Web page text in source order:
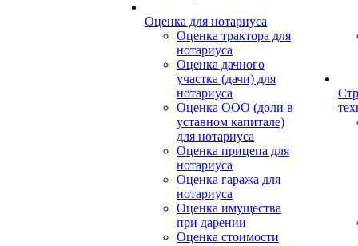
Оценка для нотариуса
Оценка трактора для
нотариуса
Оценка дачного
участка (дачи) для
нотариуса
Оценка ООО (доли в
уставном капитале)
для нотариуса
Оценка прицепа для
нотариуса
Оценка гаража для
нотариуса
Оценка имущества
при дарении
Оценка стоимости